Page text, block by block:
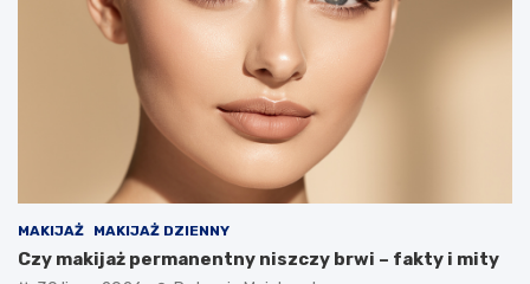
MAKIJAŻ MAKIJAŻ DZIENNY
Czy makijaż permanentny niszczy brwi – fakty i mity